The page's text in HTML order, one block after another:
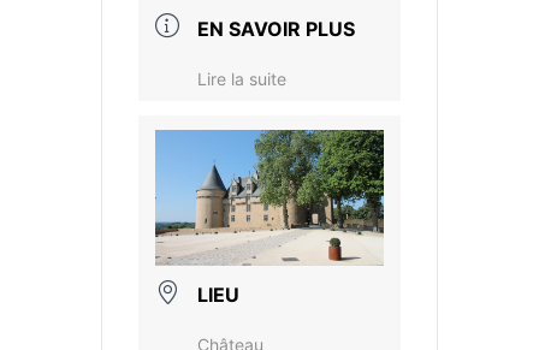
EN SAVOIR PLUS
Lire la suite
LIEU
Château